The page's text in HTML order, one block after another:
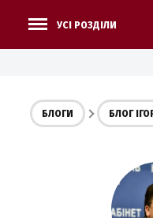
УСІ РОЗДІЛИ
БЛОГИ БЛОГ